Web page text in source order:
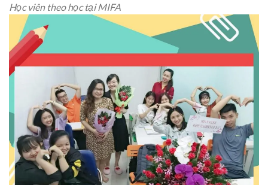
Học viên theo học tại MIFA